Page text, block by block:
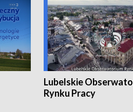
Lubelskie
Rynku Pracy